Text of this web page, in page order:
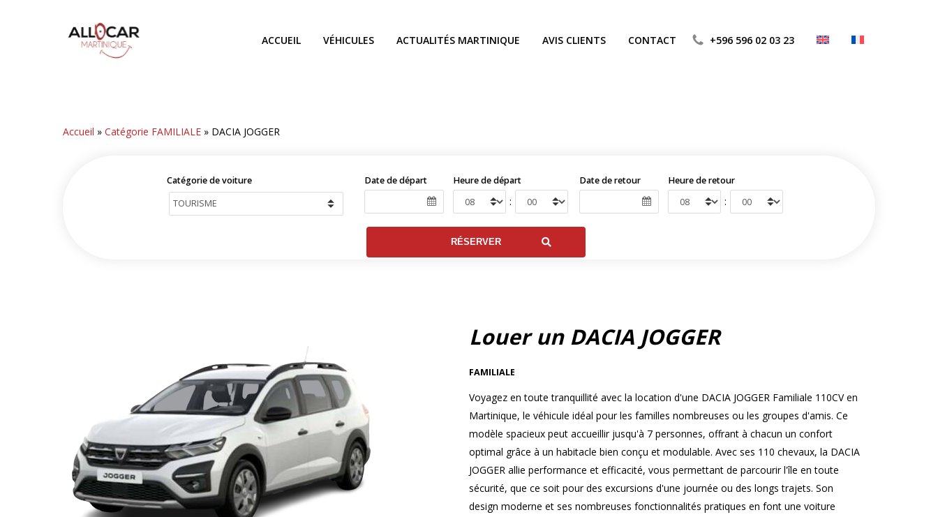
ACCUEIL VÉHICULES ACTUALITÉS MARTINIQUE AVIS CLIENTS CONTACT +596 596 02 03 23
Accueil »Catégorie FAMILIALE » DACIA JOGGER
Catégorie de voiture Date de départ Heure de départ
:
Date de retour Heure de retour
:
Louer un DACIA JOGGER
FAMILIALE
Voyagez en toute tranquillité avec la location d'une DACIA JOGGER Familiale 110CV en
Martinique, le véhicule idéal pour les familles nombreuses ou les groupes d'amis. Ce
modèle spacieux peut accueillir jusqu'à 7 personnes, offrant à chacun un confort
optimal grâce à un habitacle bien conçu et modulable. Avec ses 110 chevaux, la DACIA
JOGGER allie performance et efficacité, vous permettant de parcourir l'île en toute
sécurité, que ce soit pour des excursions d'une journée ou des longs trajets. Son
design moderne et ses nombreuses fonctionnalités pratiques en font une voiture